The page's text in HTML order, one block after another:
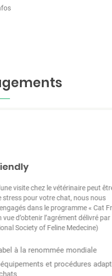
vétérinaire peut être une
chat, nous nous
« Cat Friendly
délivré par l’ISFM
Medecine)
mondiale
procédures adaptés